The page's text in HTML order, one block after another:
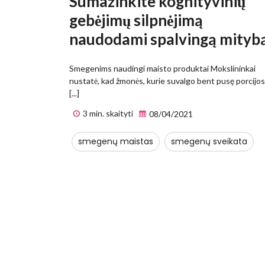
gebėjimų silpnėjimą
naudodami spalvingą
Smegenims naudingi maisto produktai Mokslininkai
nustatė, kad žmonės, kurie suvalgo bent pusę porcijos
[...]
3 min. skaityti
08/04/2021
smegenų maistas smegenų sveikata